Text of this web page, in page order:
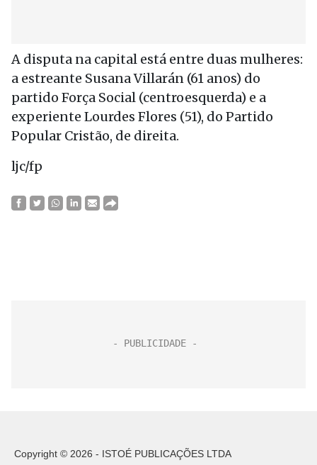
A disputa na capital está entre duas mulheres:
a estreante Susana Villarán (61 anos) do
partido Força Social (centroesquerda) e a
experiente Lourdes Flores (51), do Partido
Popular Cristão, de direita.
ljc/fp
Copyright © 2026 - ISTOÉ PUBLICAÇÕES LTDA